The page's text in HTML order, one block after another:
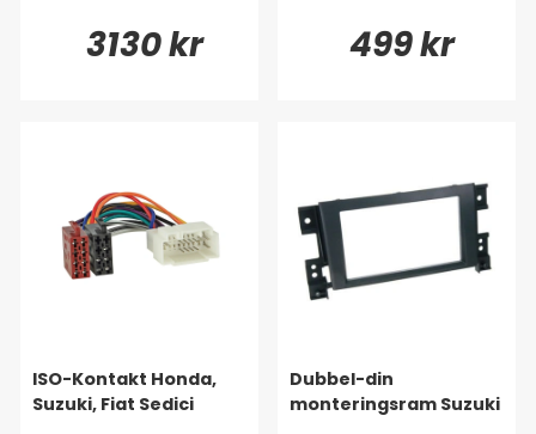
3130 kr 499 kr
ISO-Kontakt Honda,
Suzuki, Fiat Sedici
Dubbel-din
monteringsram Suzuki